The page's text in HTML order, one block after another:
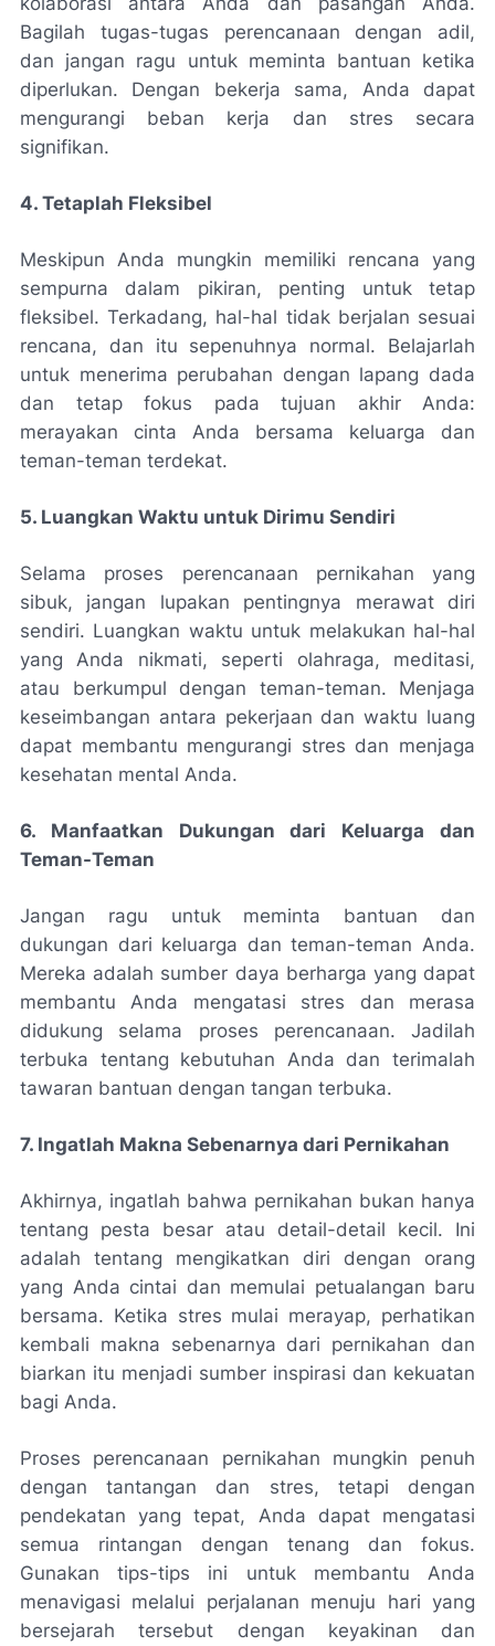
Bagilah tugas-tugas perencanaan dengan adil,
dan jangan ragu untuk meminta bantuan ketika
diperlukan. Dengan bekerja sama, Anda dapat
mengurangi beban kerja dan stres secara
signifikan.
4. Tetaplah Fleksibel
Meskipun Anda mungkin memiliki rencana yang
sempurna dalam pikiran, penting untuk tetap
fleksibel. Terkadang, hal-hal tidak berjalan sesuai
rencana, dan itu sepenuhnya normal. Belajarlah
untuk menerima perubahan dengan lapang dada
dan tetap fokus pada tujuan akhir Anda:
merayakan cinta Anda bersama keluarga dan
teman-teman terdekat.
5. Luangkan Waktu untuk Dirimu Sendiri
Selama proses perencanaan pernikahan yang
sibuk, jangan lupakan pentingnya merawat diri
sendiri. Luangkan waktu untuk melakukan hal-hal
yang Anda nikmati, seperti olahraga, meditasi,
atau berkumpul dengan teman-teman. Menjaga
keseimbangan antara pekerjaan dan waktu luang
dapat membantu mengurangi stres dan menjaga
kesehatan mental Anda.
6. Manfaatkan Dukungan dari Keluarga dan
Teman-Teman
Jangan ragu untuk meminta bantuan dan
dukungan dari keluarga dan teman-teman Anda.
Mereka adalah sumber daya berharga yang dapat
membantu Anda mengatasi stres dan merasa
didukung selama proses perencanaan. Jadilah
terbuka tentang kebutuhan Anda dan terimalah
tawaran bantuan dengan tangan terbuka.
7. Ingatlah Makna Sebenarnya dari Pernikahan
Akhirnya, ingatlah bahwa pernikahan bukan hanya
tentang pesta besar atau detail-detail kecil. Ini
adalah tentang mengikatkan diri dengan orang
yang Anda cintai dan memulai petualangan baru
bersama. Ketika stres mulai merayap, perhatikan
kembali makna sebenarnya dari pernikahan dan
biarkan itu menjadi sumber inspirasi dan kekuatan
bagi Anda.
Proses perencanaan pernikahan mungkin penuh
dengan tantangan dan stres, tetapi dengan
pendekatan yang tepat, Anda dapat mengatasi
semua rintangan dengan tenang dan fokus.
Gunakan tips-tips ini untuk membantu Anda
menavigasi melalui perjalanan menuju hari yang
bersejarah tersebut dengan keyakinan dan